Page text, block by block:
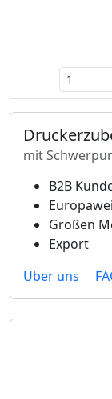
mit
B2B
Großen
Export
Über uns